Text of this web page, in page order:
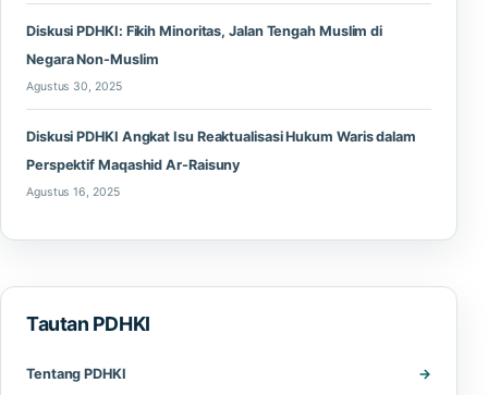
Diskusi PDHKI: Fikih Minoritas, Jalan Tengah Muslim di
Negara Non-Muslim
Agustus 30, 2025
Diskusi PDHKI Angkat Isu Reaktualisasi Hukum Waris dalam
Perspektif Maqashid Ar-Raisuny
Agustus 16, 2025
Tautan PDHKI
Tentang PDHKI